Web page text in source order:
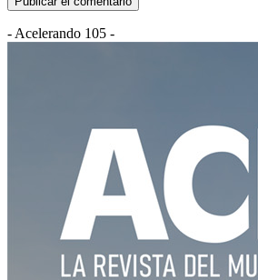
- Acelerando 105 -